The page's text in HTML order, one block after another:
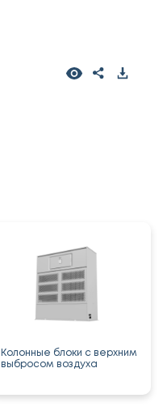
Колонные блоки с верхним
выбросом воздуха